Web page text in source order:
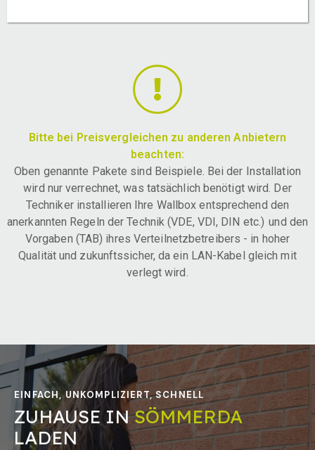
Bitte bei Preisvergleichen zu anderen Anbietern
beachten:
Oben genannte Pakete sind Beispiele. Bei der Installation
wird nur verrechnet, was tatsächlich benötigt wird. Der
Techniker installieren Ihre Wallbox entsprechend den
anerkannten Regeln der Technik (VDE, VDI, DIN etc.) und den
Vorgaben (TAB) ihres Verteilnetzbetreibers - in hoher
Qualität und zukunftssicher, da ein LAN-Kabel gleich mit
verlegt wird.
EINFACH, UNKOMPLIZIERT, SCHNELL
ZUHAUSE INSÖMMERDA
LADEN